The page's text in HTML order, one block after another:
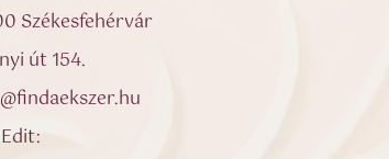
Székesfehérvár
út 154.